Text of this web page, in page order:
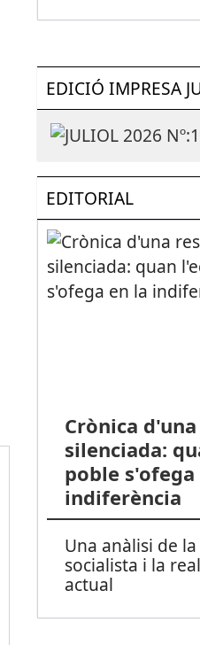
EDICIÓ IMPRESA
EDITORIAL
Crònica
silenciada:
poble s'ofega
indiferència
Una anàlisi de
socialista i la
actual